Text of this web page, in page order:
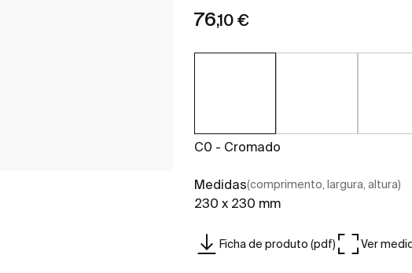
76,10 €
C0 - Cromado
Medidas(comprimento, largura, altura)
230 x 230 mm
Ficha de produto (pdf) Ver